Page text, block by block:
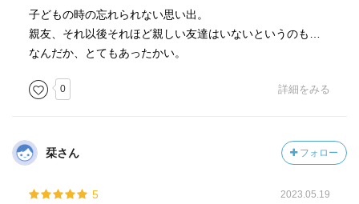
子どもの時の忘れられない思い出。
親友、それ以後それほど親しい友達はいないというのも…
なんだか、とてもあったかい。
0 詳細をみる
栞さん フォロー
5 2023.05.19